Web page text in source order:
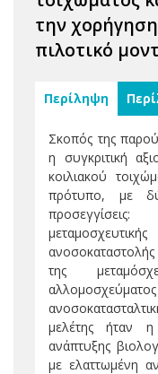
την
πιλοτικό
Περίληψη
Σκοπός της
η συγκριτική
κοιλιακού
πρότυπο, με
της
μελέτης ήταν η
ανάπτυξης
με ελαττωμένη